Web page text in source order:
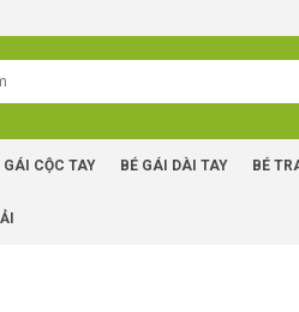
GÁI CỘC TAY BÉ GÁI DÀI TAY BÉ